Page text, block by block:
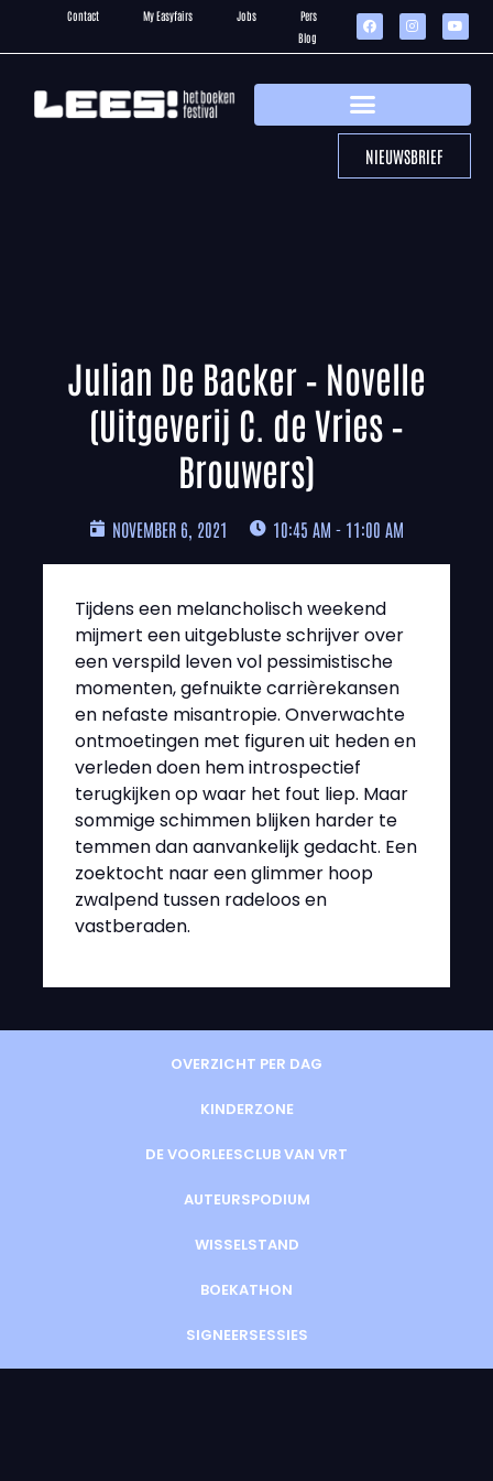
Contact My Easyfairs Jobs
Pers
Blog
NIEUWSBRIEF
OVERZICHT PER DAG
KINDERZONE
DE VOORLEESCLUB VAN VRT
AUTEURSPODIUM
WISSELSTAND
BOEKATHON
SIGNEERSESSIES
Julian De Backer – Novelle
(Uitgeverij C. de Vries –
Brouwers)
NOVEMBER 6, 2021 10:45 AM - 11:00 AM
Tijdens een melancholisch weekend
mijmert een uitgebluste schrijver over
een verspild leven vol pessimistische
momenten, gefnuikte carrièrekansen
en nefaste misantropie. Onverwachte
ontmoetingen met figuren uit heden en
verleden doen hem introspectief
terugkijken op waar het fout liep. Maar
sommige schimmen blijken harder te
temmen dan aanvankelijk gedacht. Een
zoektocht naar een glimmer hoop
zwalpend tussen radeloos en
vastberaden.